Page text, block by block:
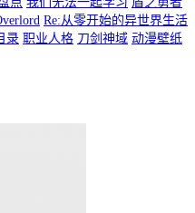
Re:从零开始的异世界生活
录 职业人格 刀剑神域 动漫壁纸